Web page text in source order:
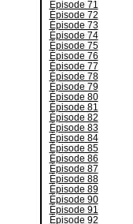
Épisode 71
Épisode 72
Épisode 73
Épisode 74
Épisode 75
Épisode 76
Épisode 77
Épisode 78
Épisode 79
Épisode 80
Épisode 81
Épisode 82
Épisode 83
Épisode 84
Épisode 85
Épisode 86
Épisode 87
Épisode 88
Épisode 89
Épisode 90
Épisode 91
Épisode 92